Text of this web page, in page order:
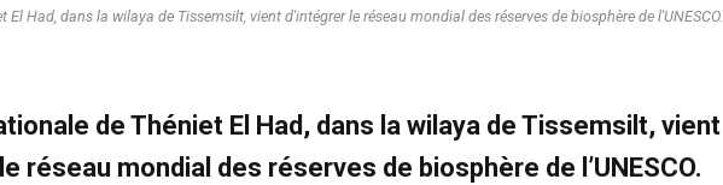
Had, dans la wilaya de Tissemsilt, vient d'intégrer le réseau mondial des réserves de biosphère de l'UNESCO.
de Théniet El Had, dans la wilaya de Tissemsilt, vient
réseau mondial des réserves de biosphère de l’UNESCO.